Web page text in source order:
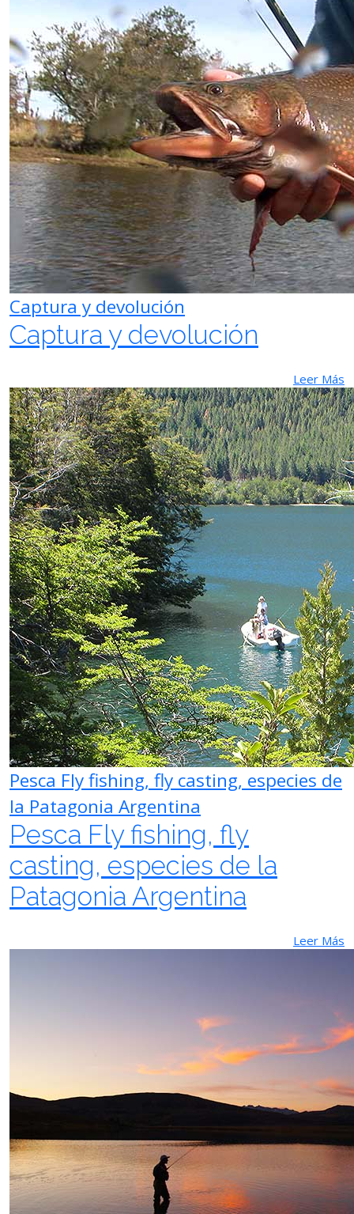
Captura y devolución
Captura y devolución
Leer Más
Pesca Fly fishing, fly casting, especies de
la Patagonia Argentina
Pesca Fly fishing, fly
casting, especies de la
Patagonia Argentina
Leer Más